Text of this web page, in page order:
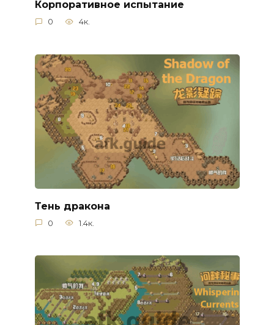
Корпоративное испытание
0 4к.
Тень дракона
0 1.4к.